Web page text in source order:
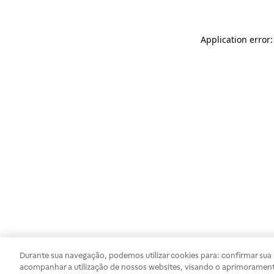
Application
Durante sua navegação, podemos utilizar cookies para: confirmar
acompanhar a utilização de nossos websites, visando o